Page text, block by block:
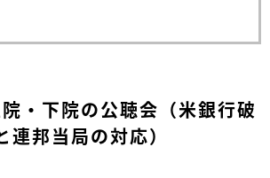
・下院の公聴会（米銀行破
連邦当局の対応）